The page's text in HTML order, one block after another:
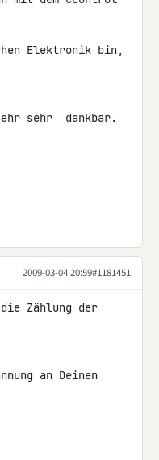
Elektronik bin,
sehr  dankbar.
2009-03-04 20:59#1181451
Zählung der
an Deinen